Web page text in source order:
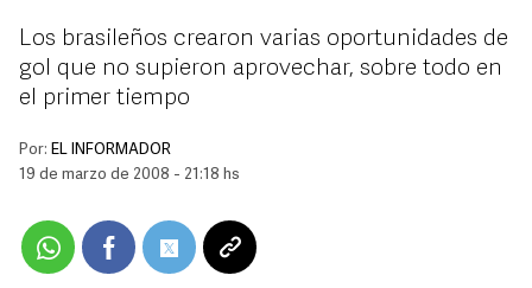
Los brasileños crearon varias oportunidades de
gol que no supieron aprovechar, sobre todo en
el primer tiempo
Por: EL INFORMADOR
19 de marzo de 2008 - 21:18 hs